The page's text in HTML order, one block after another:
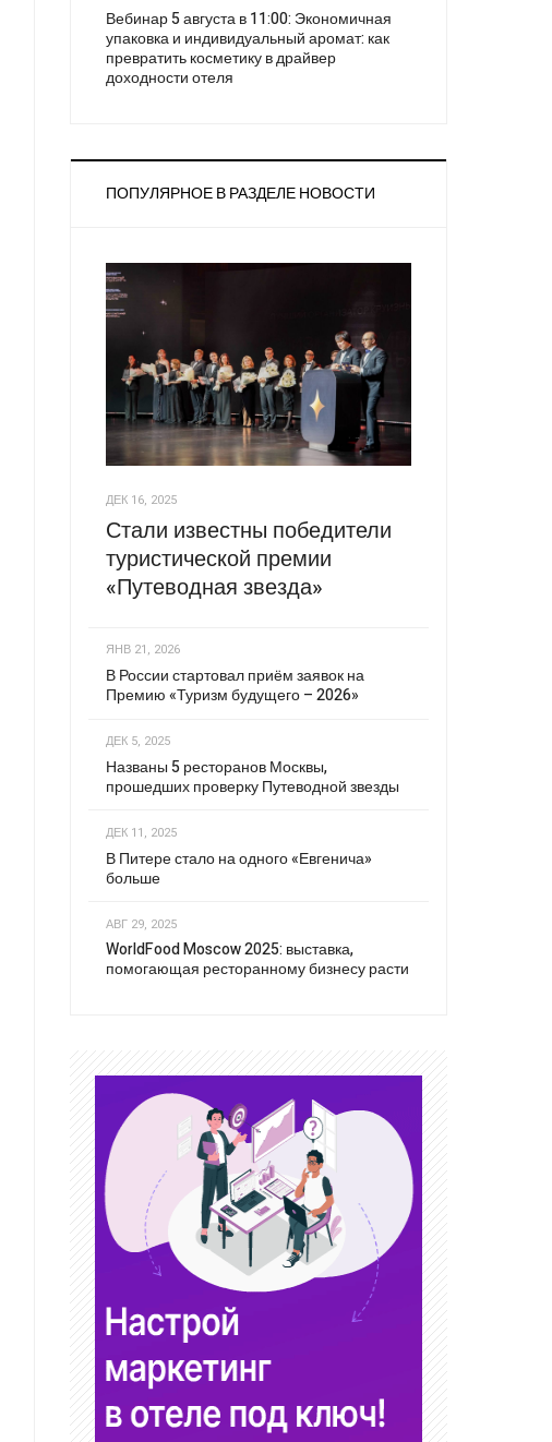
Вебинар 5 августа в 11:00: Экономичная
упаковка и индивидуальный аромат: как
превратить косметику в драйвер
доходности отеля
ПОПУЛЯРНОЕ В РАЗДЕЛЕ НОВОСТИ
ДЕК 16, 2025
Стали известны победители
туристической премии
«Путеводная звезда»
ЯНВ 21, 2026
В России стартовал приём заявок на
Премию «Туризм будущего – 2026»
ДЕК 5, 2025
Названы 5 ресторанов Москвы,
прошедших проверку Путеводной звезды
ДЕК 11, 2025
В Питере стало на одного «Евгенича»
больше
АВГ 29, 2025
WorldFood Moscow 2025: выставка,
помогающая ресторанному бизнесу расти